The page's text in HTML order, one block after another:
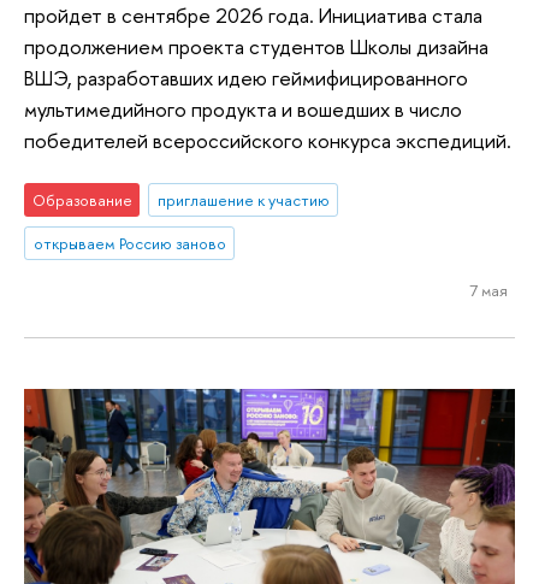
пройдет в сентябре 2026 года. Инициатива стала
продолжением проекта студентов Школы дизайна
ВШЭ, разработавших идею геймифицированного
мультимедийного продукта и вошедших в число
победителей всероссийского конкурса экспедиций.
Образование
приглашение к участию
открываем Россию заново
7 мая